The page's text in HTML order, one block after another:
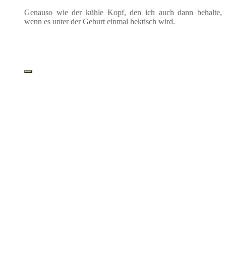
Genau­so wie der küh­le Kopf, den ich auch dann behal­te,
wenn es unter der Geburt ein­mal hek­tisch wird.